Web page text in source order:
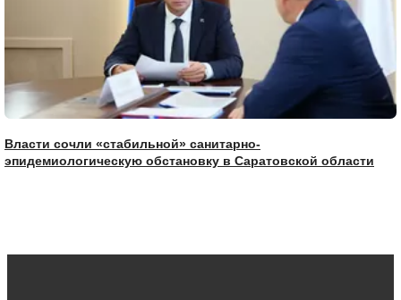
Власти сочли «стабильной» санитарно-
эпидемиологическую обстановку в Саратовской области